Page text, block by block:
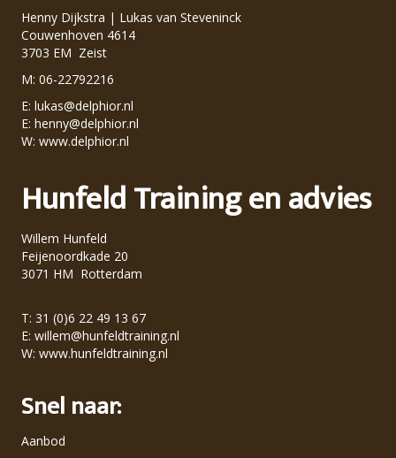
Henny Dijkstra | Lukas van Steveninck
Couwenhoven 4614
3703 EM Zeist
M: 06-22792216
E: lukas@delphior.nl
E: henny@delphior.nl
W: www.delphior.nl
Hunfeld Training en advies
Willem Hunfeld
Feijenoordkade 20
3071 HM Rotterdam
T: 31 (0)6 22 49 13 67
E: willem@hunfeldtraining.nl
W: www.hunfeldtraining.nl
Snel naar:
Aanbod